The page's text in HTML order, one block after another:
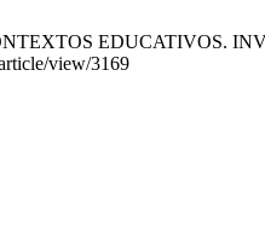
EDUCATIVOS.
view/3169